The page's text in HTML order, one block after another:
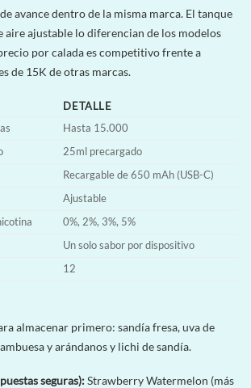
avance dentro de la misma marca. El tanque
aire ajustable lo diferencian de los modelos
por calada es competitivo frente a
de 15K de otras marcas.
DETALLE
Hasta 15.000
25ml precargado
Recargable de 650 mAh (USB-C)
Ajustable
0%, 2%, 3%, 5%
Un solo sabor por dispositivo
12
almacenar primero: sandía fresa, uva de
y arándanos y lichi de sandía.
seguras):Strawberry Watermelon (más